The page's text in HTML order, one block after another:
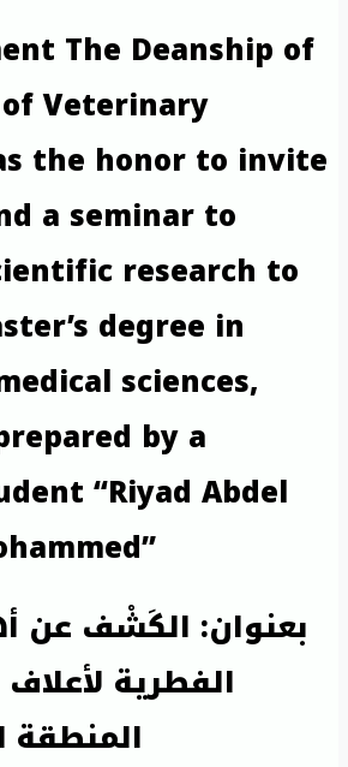
The Deanship of
Veterinary
the honor to invite
a seminar to
research to
degree in
sciences,
by a
“Riyad Abdel
بعنوان: الكَشْف عن
الفطرية
المنطقة